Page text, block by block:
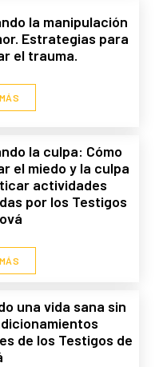
la manipulación
Estrategias para
el trauma.
la culpa: Cómo
el miedo y la culpa
actividades
por los Testigos
una vida sana sin
de los Testigos de